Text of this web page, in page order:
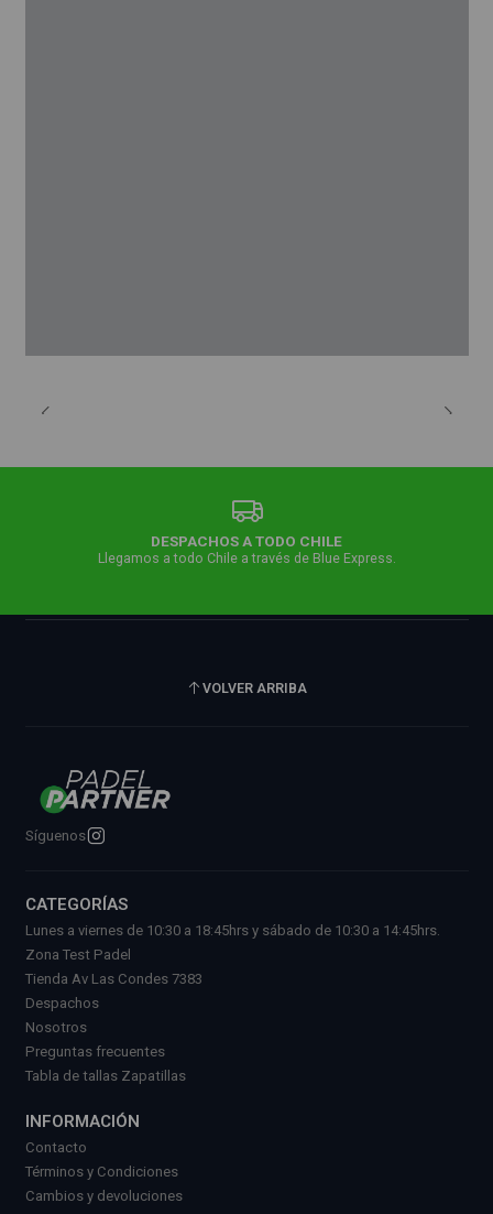
DESPACHOS A TODO CHILE
Llegamos a todo Chile a través de Blue Express.
VOLVER ARRIBA
Síguenos
CATEGORÍAS
Lunes a viernes de 10:30 a 18:45hrs y sábado de 10:30 a 14:45hrs.
Zona Test Padel
Tienda Av Las Condes 7383
Despachos
Nosotros
Preguntas frecuentes
Tabla de tallas Zapatillas
INFORMACIÓN
Contacto
Términos y Condiciones
Cambios y devoluciones